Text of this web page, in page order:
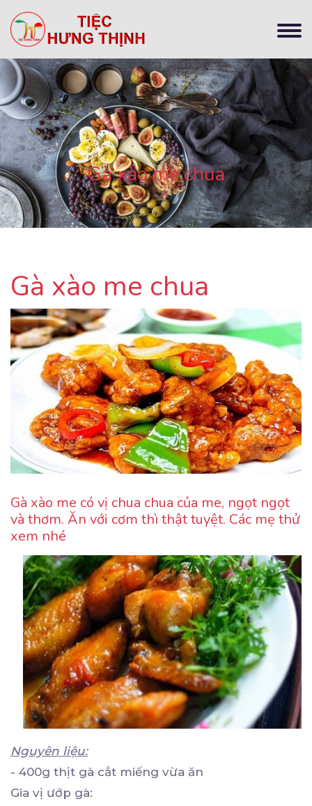
Gà xào me chua
Gà xào me chua
Gà xào me có vị chua chua của me, ngọt ngọt
và thơm. Ăn với cơm thì thật tuyệt. Các mẹ thử
xem nhé
Nguyên liệu:
- 400g thịt gà cắt miếng vừa ăn
Gia vị ướp gà: